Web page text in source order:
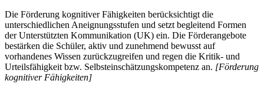
Die Förderung kognitiver Fähigkeiten berücksichtigt die
unterschiedlichen Aneignungsstufen und setzt begleitend Formen
der Unterstützten Kommunikation (UK) ein. Die Förderangebote
bestärken die Schüler, aktiv und zunehmend bewusst auf
vorhandenes Wissen zurückzugreifen und regen die Kritik- und
Urteilsfähigkeit bzw. Selbsteinschätzungskompetenz an. [Förderung
kognitiver Fähigkeiten]